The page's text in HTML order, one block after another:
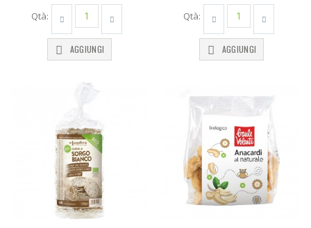
Qtà:
AGGIUNGI
Qtà:
AGGIUNGI